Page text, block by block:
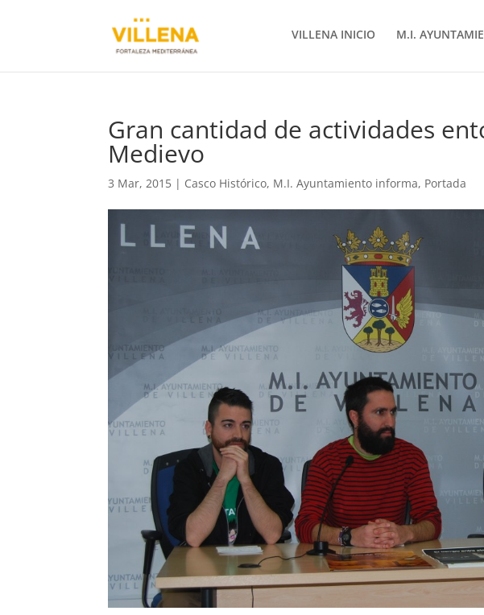
VILLENA INICIO M.I.
Gran cantidad de actividades
Medievo
3 Mar, 2015 | Casco Histórico, M.I. Ayuntamiento informa, Portada